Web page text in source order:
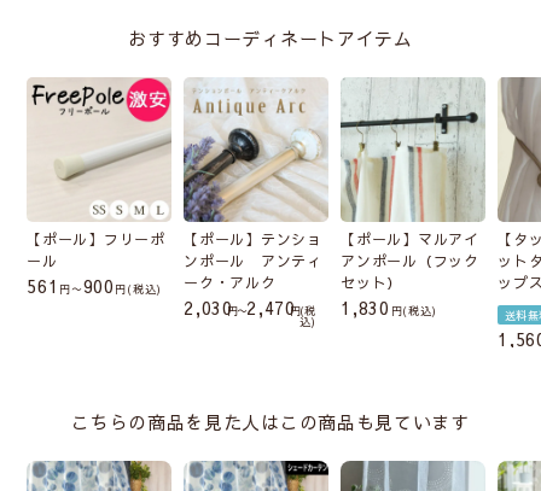
おすすめコーディネートアイテム
【ポール】フリーポ
ール
561 〜900 税込
【ポール】テンショ
ンポール アンティ
ーク・アルク
2,030 〜2,470 税
込
【ポール】マルアイ
アンポール（フック
セット）
1,830 税込
【タ
ット
ップ
送料無
こちらの商品を見た人はこの商品も見ています